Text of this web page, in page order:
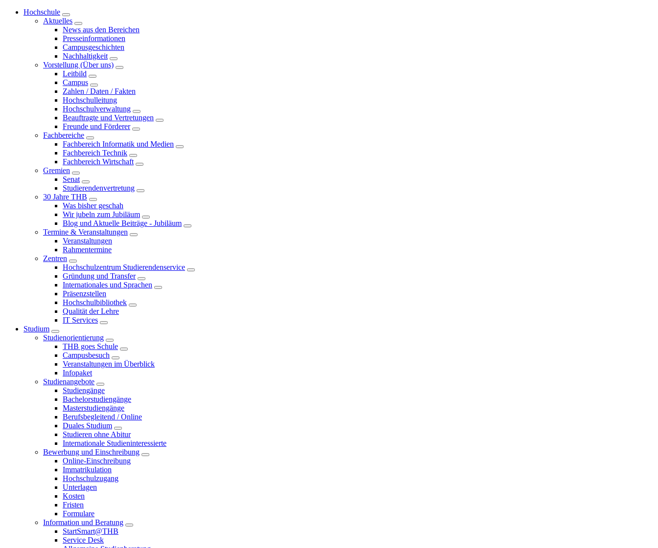
Hochschule
Aktuelles
News aus den Bereichen
Presseinformationen
Campusgeschichten
Nachhaltigkeit
Vorstellung (Über uns)
Leitbild
Campus
Zahlen / Daten / Fakten
Hochschulleitung
Hochschulverwaltung
Beauftragte und Vertretungen
Freunde und Förderer
Fachbereiche
Fachbereich Informatik und Medien
Fachbereich Technik
Fachbereich Wirtschaft
Gremien
Senat
Studierendenvertretung
30 Jahre THB
Was bisher geschah
Wir jubeln zum Jubiläum
Blog und Aktuelle Beiträge - Jubiläum
Termine & Veranstaltungen
Veranstaltungen
Rahmentermine
Zentren
Hochschulzentrum Studierendenservice
Gründung und Transfer
Internationales und Sprachen
Präsenzstellen
Hochschulbibliothek
Qualität der Lehre
IT Services
Studium
Studienorientierung
THB goes Schule
Campusbesuch
Veranstaltungen im Überblick
Infopaket
Studienangebote
Studiengänge
Bachelorstudiengänge
Masterstudiengänge
Berufsbegleitend / Online
Duales Studium
Studieren ohne Abitur
Internationale Studieninteressierte
Bewerbung und Einschreibung
Online-Einschreibung
Immatrikulation
Hochschulzugang
Unterlagen
Kosten
Fristen
Formulare
Information und Beratung
StartSmart@THB
Service Desk